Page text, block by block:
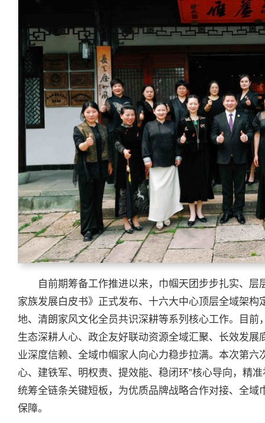
自前期筹备工作推进以来，巾帼天团步步扎实、
家族发展白皮书》正式发布、十六大中心顶层全域架
地、清朗家风文化全员共识深耕等系列核心工作。目
生态深耕人心、政企友好联动资源全域汇聚、长效发
业深度信赖、全域巾帼家人向心力稳步拉满。本次第六
心、建铁军、明权责、提效能、稳闭环”核心导向，精
统筹全链条关键短板，为优质品牌战略合作对接、全
保障。